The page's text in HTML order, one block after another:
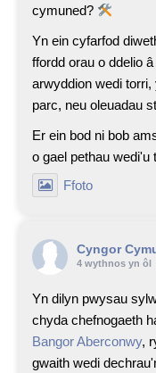
cymuned?
Yn ein cyfarfod
ffordd orau o ddelio
arwyddion wedi
parc, neu oleuadau
Er ein bod ni bob
o gael pethau wedi'u
Ffoto
Cyngor
4 wythnos yn ôl
Yn dilyn pwysau
chyda chefnogaeth
Bangor Aberconwy,
gwaith wedi